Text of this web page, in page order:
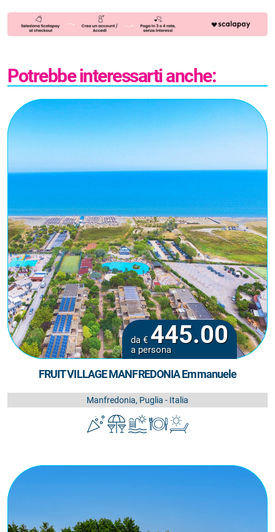
Potrebbe interessarti anche:
da € 445.00
a persona
FRUIT VILLAGE MANFREDONIA Emmanuele
Manfredonia, Puglia - Italia